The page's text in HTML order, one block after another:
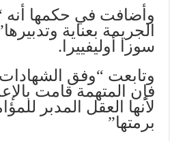
وأضافت في حكمها أنه
الجريمة بعناية
سوزا أوليفييرا.
وتابعت “وفق
فإن المتهمة قامت
لأنها العقل المدبر
برمتها”